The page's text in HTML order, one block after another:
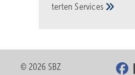
tertenServices
© 2026 SBZ